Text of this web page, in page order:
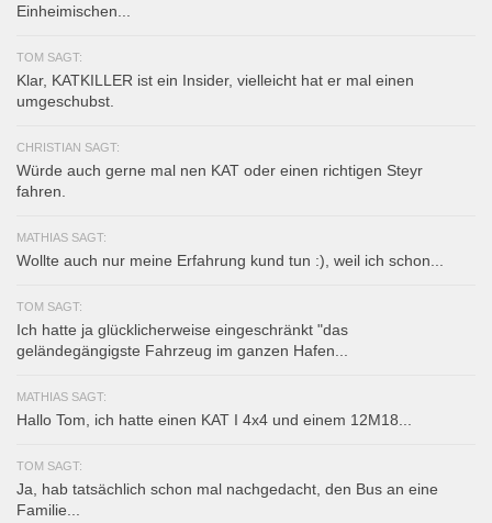
Einheimischen...
TOM SAGT:
Klar, KATKILLER ist ein Insider, vielleicht hat er mal einen
umgeschubst.
CHRISTIAN SAGT:
Würde auch gerne mal nen KAT oder einen richtigen Steyr
fahren.
MATHIAS SAGT:
Wollte auch nur meine Erfahrung kund tun :), weil ich schon...
TOM SAGT:
Ich hatte ja glücklicherweise eingeschränkt "das
geländegängigste Fahrzeug im ganzen Hafen...
MATHIAS SAGT:
Hallo Tom, ich hatte einen KAT I 4x4 und einem 12M18...
TOM SAGT:
Ja, hab tatsächlich schon mal nachgedacht, den Bus an eine
Familie...